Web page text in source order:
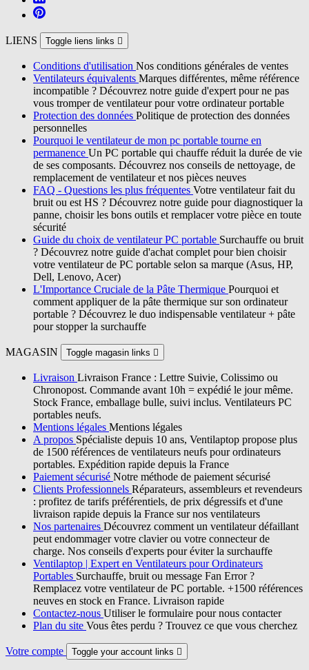
LIENS Toggle liens links 
Conditions d'utilisation Nos conditions générales de ventes
Ventilateurs équivalents Marques différentes, même référence
incompatible ? Découvrez notre guide d'expert pour ne pas
vous tromper de ventilateur pour votre ordinateur portable
Protection des données Politique de protection des données
personnelles
Pourquoi le ventilateur de mon pc portable tourne en
permanence Un PC portable qui chauffe réduit la durée de vie
de ses composants. Découvrez nos conseils de nettoyage, de
remplacement de ventilateur et nos pièces neuves
FAQ - Questions les plus fréquentes Votre ventilateur fait du
bruit ou est HS ? Découvrez notre guide pour diagnostiquer la
panne, choisir les bons outils et remplacer votre pièce en toute
sécurité
Guide du choix de ventilateur PC portable Surchauffe ou bruit
? Découvrez notre guide d'achat complet pour bien choisir
votre ventilateur de PC portable selon sa marque (Asus, HP,
Dell, Lenovo, Acer)
L'Importance Cruciale de la Pâte Thermique Pourquoi et
comment appliquer de la pâte thermique sur son ordinateur
portable ? Découvrez le duo indispensable ventilateur + pâte
pour stopper la surchauffe
MAGASIN Toggle magasin links 
Livraison Livraison France : Lettre Suivie, Colissimo ou
Chronopost. Commande avant 10h = expédié le jour même.
Stock France, emballage bulle, suivi inclus. Ventilateurs PC
portables neufs.
Mentions légales Mentions légales
A propos Spécialiste depuis 10 ans, Ventilaptop propose plus
de 1500 références de ventilateurs neufs pour ordinateurs
portables. Expédition rapide depuis la France
Paiement sécurisé Notre méthode de paiement sécurisé
Clients Professionnels Réparateurs, assembleurs et revendeurs
: profitez de tarifs préférentiels, de prix dégressifs et d'une
livraison rapide depuis la France sur nos ventilateurs
Nos partenaires Découvrez comment un ventilateur défaillant
peut endommager votre clavier ou votre connecteur de
charge. Nos conseils d'experts pour éviter la surchauffe
Ventilaptop | Expert en Ventilateurs pour Ordinateurs
Portables Surchauffe, bruit ou message Fan Error ?
Remplacez votre ventilateur de PC portable. +1500 références
neuves en stock en France. Livraison rapide
Contactez-nous Utiliser le formulaire pour nous contacter
Plan du site Vous êtes perdu ? Trouvez ce que vous cherchez
Votre compte Toggle your account links 